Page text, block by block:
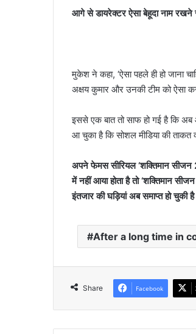
आगे से डायरेक्टर ऐसा बेहूदा नाम
मुकेश ने कहा, ‘ऐसा पहले ही हो जाना
अक्षय कुमार और उनकी टीम को ऐसा
इससे एक बात तो साफ हो गई है कि
आ चुका है कि सोशल मीडिया की ताकत
अपने फेमस सीरियल ‘शक्तिमान सीजन
में नहीं आया होता है तो ‘शक्तिमान
इंतजार की घड़ियां अब समाप्त हो चुकी
After a long time in
Share Facebook